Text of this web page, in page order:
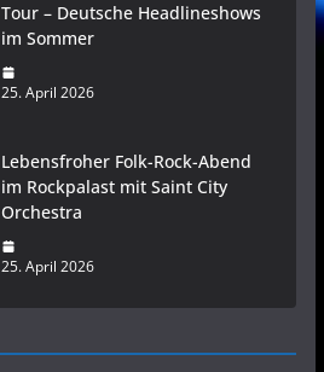
Tour – Deutsche Headlineshows
im Sommer
25. April 2026
Lebensfroher Folk-Rock-Abend
im Rockpalast mit Saint City
Orchestra
25. April 2026